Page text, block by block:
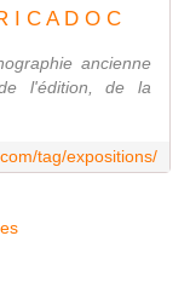
I C A D O C
ancienne
l'édition, de la
tag/expositions/